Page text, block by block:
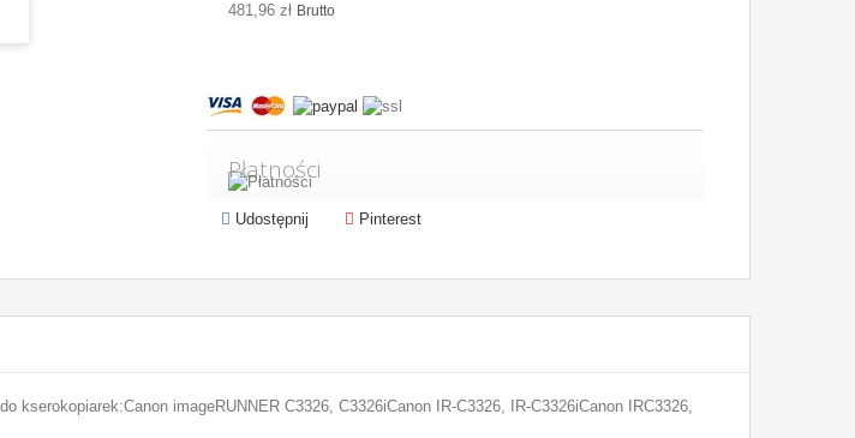
481,96 zł Brutto
Płatności
Udostępnij Pinterest
kserokopiarek:Canon imageRUNNER C3326, C3326iCanon IR-C3326, IR-C3326iCanon IRC3326,